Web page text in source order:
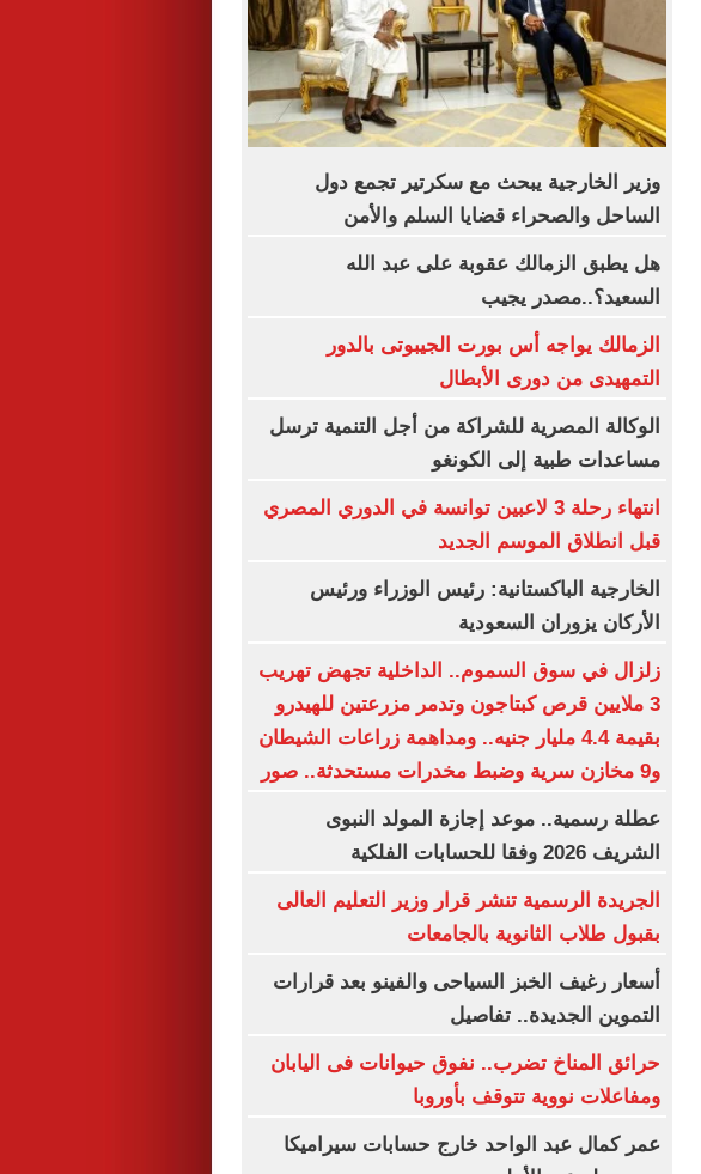
وزير الخارجية يبحث مع سكرتير تجمع دول
الساحل والصحراء قضايا السلم والأمن
هل يطبق الزمالك عقوبة على عبد الله
السعيد؟..مصدر يجيب
الزمالك يواجه أس بورت الجيبوتى بالدور
التمهيدى من دورى الأبطال
الوكالة المصرية للشراكة من أجل التنمية ترسل
مساعدات طبية إلى الكونغو
انتهاء رحلة 3 لاعبين توانسة في الدوري المصري
قبل انطلاق الموسم الجديد
الخارجية الباكستانية: رئيس الوزراء ورئيس
الأركان يزوران السعودية
زلزال في سوق السموم.. الداخلية تجهض تهريب
3 ملايين قرص كبتاجون وتدمر مزرعتين للهيدرو
بقيمة 4.4 مليار جنيه.. ومداهمة زراعات الشيطان
و9 مخازن سرية وضبط مخدرات مستحدثة.. صور
عطلة رسمية.. موعد إجازة المولد النبوى
الشريف 2026 وفقا للحسابات الفلكية
الجريدة الرسمية تنشر قرار وزير التعليم العالى
بقبول طلاب الثانوية بالجامعات
أسعار رغيف الخبز السياحى والفينو بعد قرارات
التموين الجديدة.. تفاصيل
حرائق المناخ تضرب.. نفوق حيوانات فى اليابان
ومفاعلات نووية تتوقف بأوروبا
عمر كمال عبد الواحد خارج حسابات سيراميكا